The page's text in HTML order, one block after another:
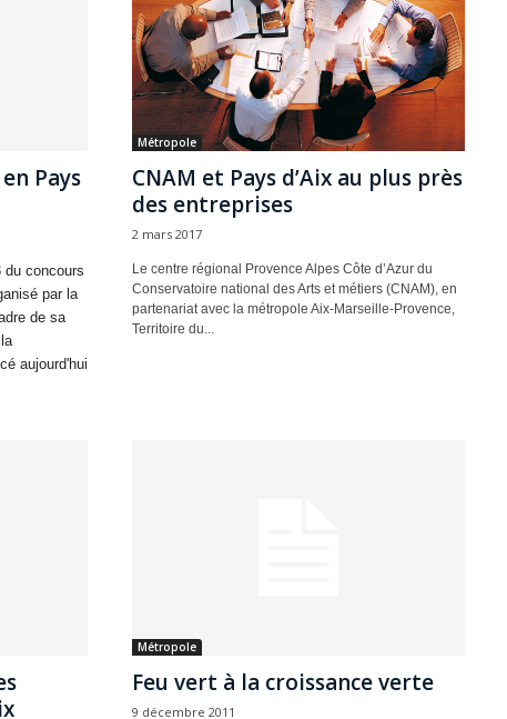
Pays
du concours
par la
de sa
aujourd'hui
Métropole
CNAM et Pays d’Aix au plus près
des entreprises
2 mars 2017
Le centre régional Provence Alpes Côte d’Azur du
Conservatoire national des Arts et métiers (CNAM), en
partenariat avec la métropole Aix-Marseille-Provence,
Territoire du...
Métropole
Feu vert à la croissance verte
9 décembre 2011